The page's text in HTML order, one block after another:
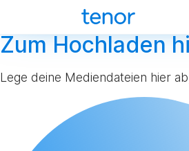
Zum Hochladen
Lege deine Mediendateien hier